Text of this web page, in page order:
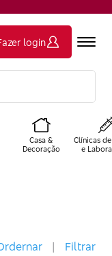
login
Casa &
Decoração
Clínicas
e
| Filtrar